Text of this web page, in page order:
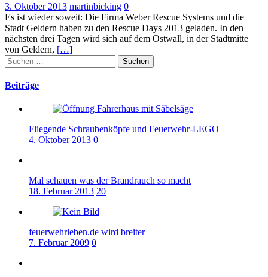
3. Oktober 2013 martinbicking 0
Es ist wieder soweit: Die Firma Weber Rescue Systems und die
Stadt Geldern haben zu den Rescue Days 2013 geladen. In den
nächsten drei Tagen wird sich auf dem Ostwall, in der Stadtmitte
von Geldern, […]
Suchen
nach:
Beiträge
Fliegende Schraubenköpfe und Feuerwehr-LEGO
4. Oktober 2013 0
Mal schauen was der Brandrauch so macht
18. Februar 2013 20
feuerwehrleben.de wird breiter
7. Februar 2009 0